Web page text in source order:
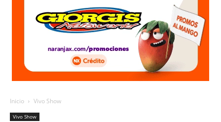
Inicio Vivo Show
Vivo Show